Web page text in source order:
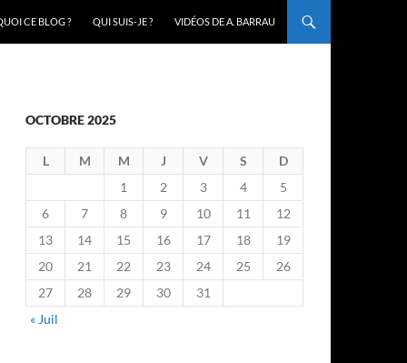
CE BLOG ? QUI SUIS-JE ? VIDÉOS DE A. BARRAU
OCTOBRE 2025
L M M J V S
D
1
2 3 4
5
6
7 8 9 10 11
12
13
14 15 16 17 18
19
20
21 22 23 24 25
26
27
28 29 30
31
« Juil